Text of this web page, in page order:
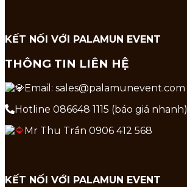
KẾT NỐI VỚI PALAMUN EVENT
THÔNG TIN LIÊN HỆ
Email: sales@palamunevent.com
Hotline 086648 1115 (báo giá nhanh)
Mr Thu Trần 0906 412 568
KẾT NỐI VỚI PALAMUN EVENT